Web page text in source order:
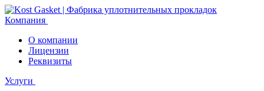
Компания
О компании
Лицензии
Реквизиты
Услуги